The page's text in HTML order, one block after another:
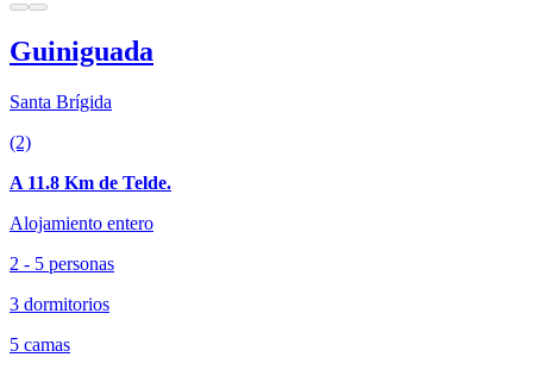
Guiniguada
Santa Brígida
(2)
A 11.8 Km de Telde.
Alojamiento entero
2 - 5 personas
3 dormitorios
5 camas